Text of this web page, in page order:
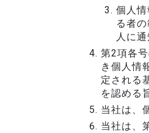
個人
る者
人に
第2項各
き個人情
定される
を認める
当社は、
当社は、